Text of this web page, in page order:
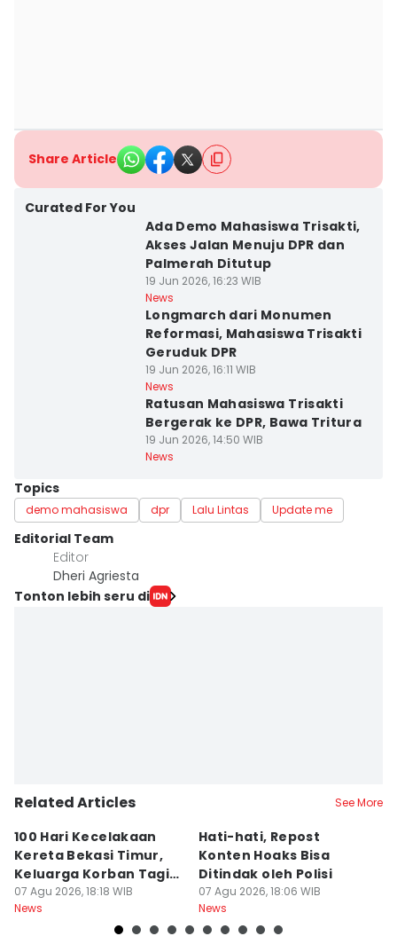
Share Article
Curated For You
Ada Demo Mahasiswa Trisakti,
Akses Jalan Menuju DPR dan
Palmerah Ditutup
19 Jun 2026, 16:23 WIB
News
Longmarch dari Monumen
Reformasi, Mahasiswa Trisakti
Geruduk DPR
19 Jun 2026, 16:11 WIB
News
Ratusan Mahasiswa Trisakti
Bergerak ke DPR, Bawa Tritura
19 Jun 2026, 14:50 WIB
News
Topics
demo mahasiswa dpr Lalu Lintas Update me
Editorial Team
Editor
Dheri Agriesta
Tonton lebih seru di
Related Articles See More
100 Hari Kecelakaan
Kereta Bekasi Timur,
Keluarga Korban Tagih
Transparansi
07 Agu 2026, 18:18 WIB
News
Hati-hati, Repost
Konten Hoaks Bisa
Ditindak oleh Polisi
07 Agu 2026, 18:06 WIB
News